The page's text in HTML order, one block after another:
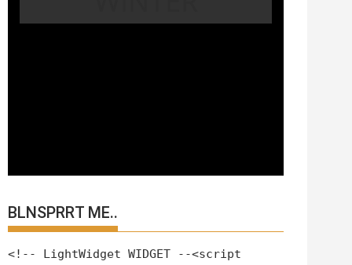
BLNSPRRT ME..
<!-- LightWidget WIDGET --<script